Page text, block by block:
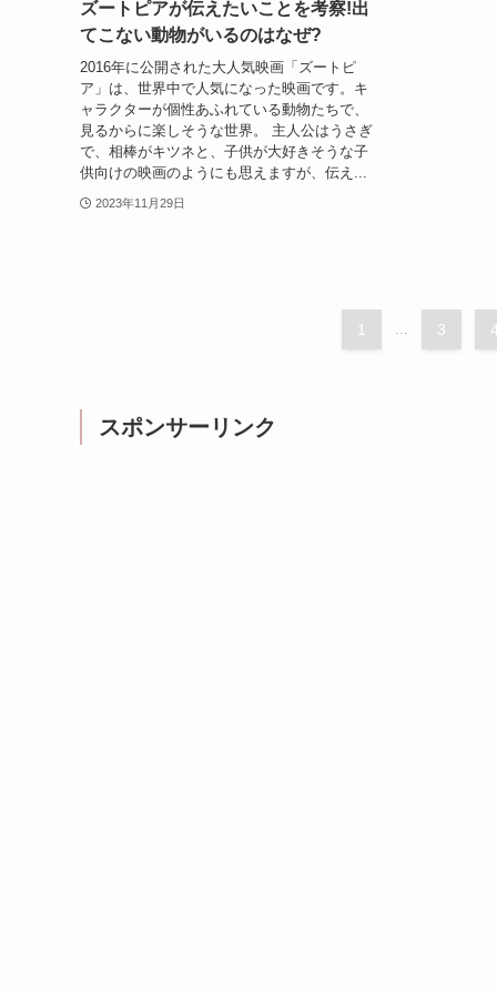
ズートピアが伝えたいことを考察!出
てこない動物がいるのはなぜ?
2016年に公開された大人気映画「ズートピ
ア」は、世界中で人気になった映画です。キ
ャラクターが個性あふれている動物たちで、
見るからに楽しそうな世界。 主人公はうさぎ
で、相棒がキツネと、子供が大好きそうな子
供向けの映画のようにも思えますが、伝え...
2023年11月29日
1 3 4
スポンサーリンク